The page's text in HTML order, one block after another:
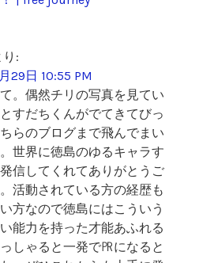
り:
29日 10:55 PM
。偶然チリの写真を見てい
すだちくんがでてきてびっ
らのブログまで飛んでまい
世界に徳島のゆるキャラす
信してくれてありがとうご
活動されている方の経歴も
方なので徳島にはこういう
能力を持った才能あふれる
しゃると一発で㏚になると